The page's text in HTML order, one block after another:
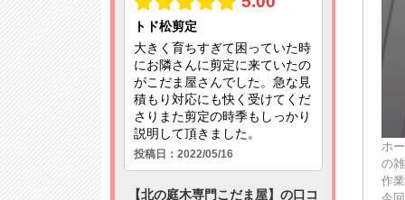
ホ
の
作